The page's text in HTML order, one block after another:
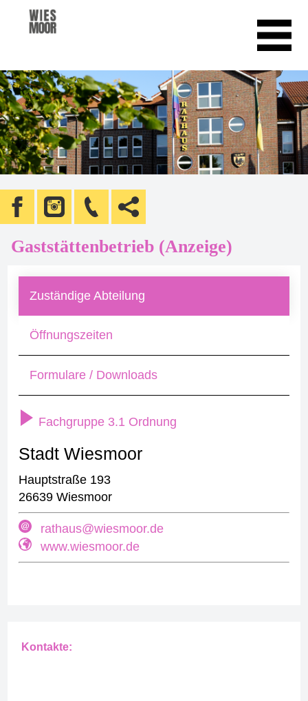
Gaststättenbetrieb (Anzeige)
Zuständige Abteilung
Öffnungszeiten
Formulare / Downloads
Fachgruppe 3.1 Ordnung
Stadt Wiesmoor
Hauptstraße 193
26639 Wiesmoor
rathaus@wiesmoor.de
www.wiesmoor.de
Kontakte: